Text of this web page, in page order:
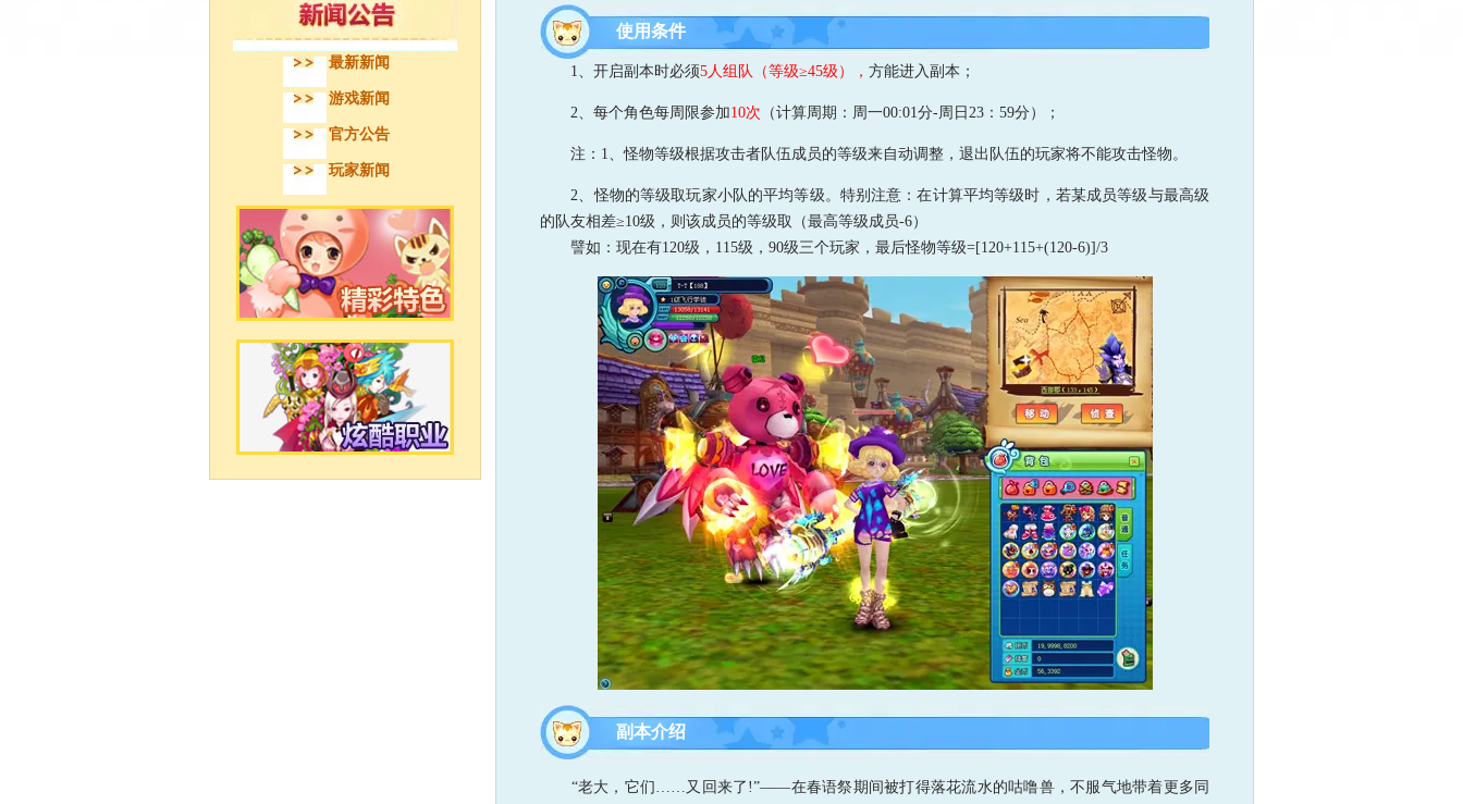
最新新闻
游戏新闻
官方公告
玩家新闻
使用条件
1、开启副本时必须5人组队（等级≥45级）， 方能进入副本；
2、每个角色每周限参加10次 （计算周期：周一00:01分-周日23：59分）；
注：1、怪物等级根据攻击者队伍成员的等级来自动调整，退出队伍的玩家将不能攻击怪物。
2、怪物的等级取玩家小队的平均等级。特别注意：在计算平均等级时，若某成员等级与最高级
的队友相差≥10级，则该成员的等级取（最高等级成员-6）
譬如：现在有120级，115级，90级三个玩家，最后怪物等级=[120+115+(120-6)]/3
副本介绍
“老大，它们……又回来了!”——在春语祭期间被打得落花流水的咕噜兽，不服气地带着更多同